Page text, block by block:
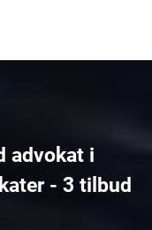
advokat i
- 3 tilbud